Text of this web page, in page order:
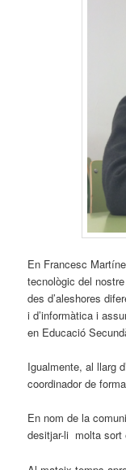
En Francesc
tecnològic del
des d’aleshores
i d’informàtica i
en Educació
Igualmente, al llarg
coordinador de
En nom de la
desitjar-li molta sort